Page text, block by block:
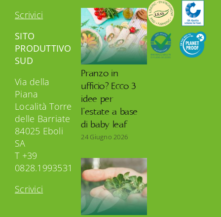
Scrivici
SITO
PRODUTTIVO
SUD
Via della
Piana
Località Torre
delle Barriate
84025 Eboli
SA
T +39
0828.1993531
Scrivici
Pranzo in
ufficio? Ecco 3
idee per
l’estate a base
di baby leaf
24 Giugno 2026